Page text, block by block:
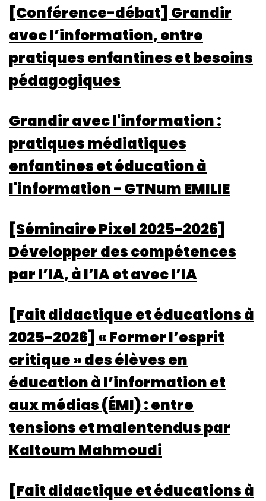
[Conférence-débat] Grandir
avec l’information, entre
pratiques enfantines et besoins
pédagogiques
Grandir avec l'information :
pratiques médiatiques
enfantines et éducation à
l'information - GTNum EMILIE
[Séminaire Pixel 2025-2026]
Développer des compétences
par l’IA, à l’IA et avec l’IA
[Fait didactique et éducations à
2025-2026] « Former l’esprit
critique » des élèves en
éducation à l’information et
aux médias (ÉMI) : entre
tensions et malentendus par
Kaltoum Mahmoudi
[Fait didactique et éducations à